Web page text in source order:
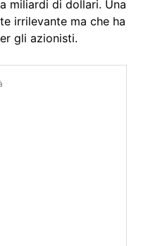
miliardi di dollari. Una
irrilevante ma che ha
gli azionisti.